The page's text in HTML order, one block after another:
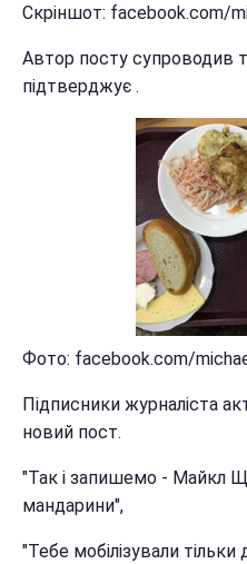
Скріншот: facebook.com/
Автор посту супроводив
підтверджує .
Фото: facebook.com/
Підписники журналіста
новий пост.
"Так і запишемо - Майкл
мандарини",
"Тебе мобілізували